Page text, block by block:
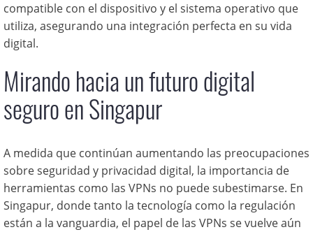
compatible con el dispositivo y el sistema operativo que
utiliza, asegurando una integración perfecta en su vida
digital.
Mirando hacia un futuro digital
seguro en Singapur
A medida que continúan aumentando las preocupaciones
sobre seguridad y privacidad digital, la importancia de
herramientas como las VPNs no puede subestimarse. En
Singapur, donde tanto la tecnología como la regulación
están a la vanguardia, el papel de las VPNs se vuelve aún